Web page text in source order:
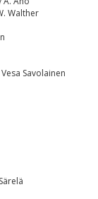
Walther
Savolainen